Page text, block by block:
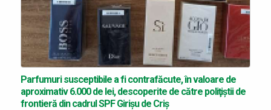
Parfumuri susceptibile a fi contrafăcute, în valoare de
aproximativ 6.000 de lei, descoperite de către poliţiştii de
frontieră din cadrul SPF Girișu de Criș